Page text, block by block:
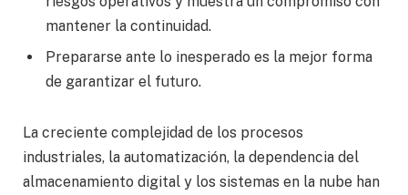
mantener la continuidad.
Prepararse ante lo inesperado es la mejor forma
de garantizar el futuro.
La creciente complejidad de los procesos
industriales, la automatización, la dependencia del
almacenamiento digital y los sistemas en la nube han